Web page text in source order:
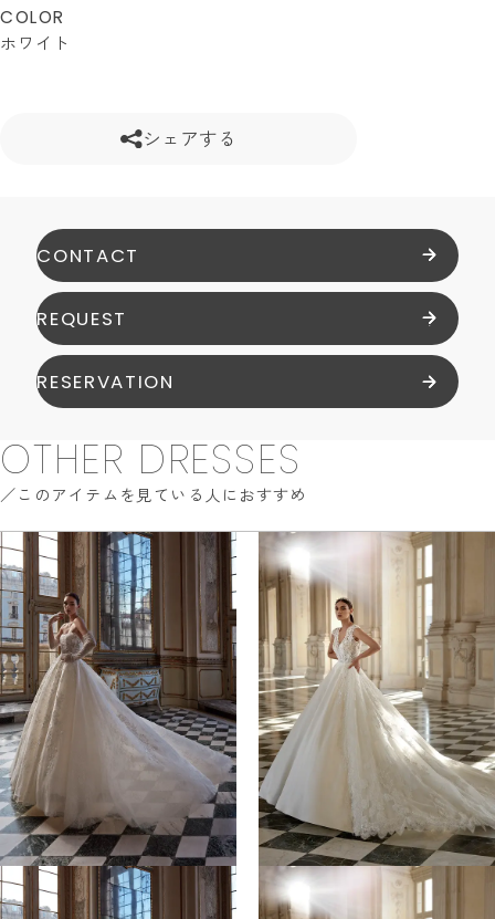
COLOR
ホワイト
シェアする
CONTACT
REQUEST
RESERVATION
OTHER DRESSES
このアイテムを見ている人におすすめ